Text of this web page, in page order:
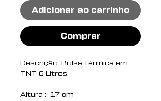
Adicionar ao carrinho
Comprar
Descrição: Bolsa térmica em
TNT 6 Litros.
Altura : 17 cm